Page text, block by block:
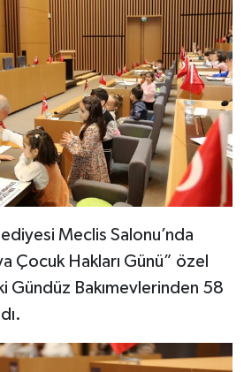
Meclis Salonu’nda
Çocuk Hakları Günü” özel
Gündüz Bakımevlerinden 58